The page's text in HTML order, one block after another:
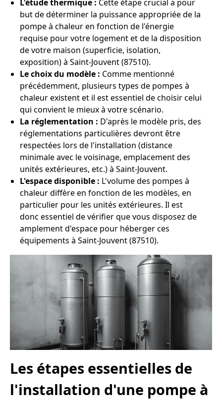
L'étude thermique : Cette étape crucial a pour
but de déterminer la puissance appropriée de la
pompe à chaleur en fonction de l'énergie
requise pour votre logement et de la disposition
de votre maison (superficie, isolation,
exposition) à Saint-Jouvent (87510).
Le choix du modèle : Comme mentionné
précédemment, plusieurs types de pompes à
chaleur existent et il est essentiel de choisir celui
qui convient le mieux à votre scénario.
La réglementation : D'après le modèle pris, des
réglementations particulières devront être
respectées lors de l'installation (distance
minimale avec le voisinage, emplacement des
unités extérieures, etc.) à Saint-Jouvent.
L'espace disponible : L'volume des pompes à
chaleur diffère en fonction de les modèles, en
particulier pour les unités extérieures. Il est
donc essentiel de vérifier que vous disposez de
amplement d'espace pour héberger ces
équipements à Saint-Jouvent (87510).
Les étapes essentielles de
l'installation d'une pompe à